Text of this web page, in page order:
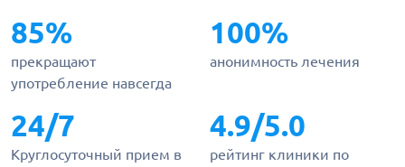
85%
прекращают
употребление навсегда
100%
анонимность лечения
24/7
Круглосуточный прием в
4.9/5.0
рейтинг клиники по